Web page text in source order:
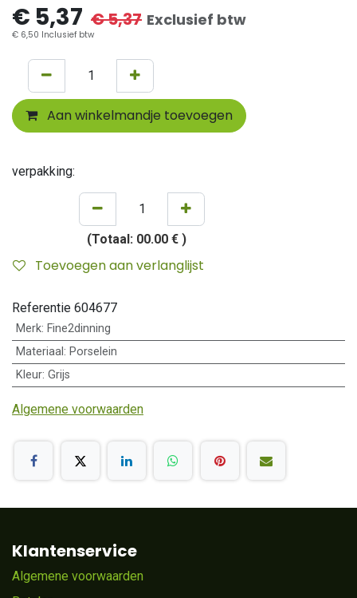
€ 5,37 €5,37 Exclusief btw
€ 6,50 Inclusief btw
Aan winkelmandje toevoegen
verpakking:
(Totaal: 00.00 € )
Toevoegen aan verlanglijst
Referentie 604677
Merk: Fine2dinning
Materiaal : Porselein
Kleur: Grijs
Algemene voorwaarden
Klantenservice
Algemene voorwaarden